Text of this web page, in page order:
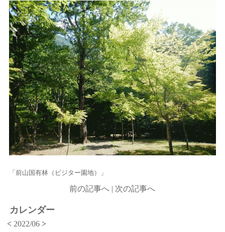
「前山国有林（ビジター園地）」
前の記事へ | 次の記事へ
カレンダー
< 2022/06>